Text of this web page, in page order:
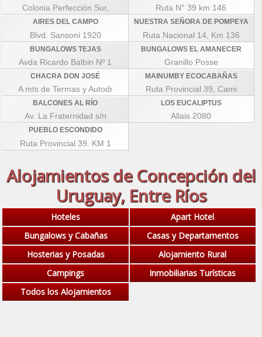
Colonia Perfección Sur, Ruta N° 39 km 146
AIRES DEL CAMPO
Blvd. Sansoni 1920
NUESTRA SEÑORA DE POMPEYA
Ruta Nacional 14, Km 136
BUNGALOWS TEJAS
Avda Ricardo Balbin Nº 1
BUNGALOWS EL AMANECER
Granillo Posse
CHACRA DON JOSÉ
A mts de Termas y Autodr
MAINUMBY ECOCABAÑAS
Ruta Provincial 39, Cami
BALCONES AL RÍO
Av. La Fraternidad s/n
LOS EUCALIPTUS
Allais 2080
PUEBLO ESCONDIDO
Ruta Provincial 39. KM 1
Alojamientos de Concepción del
Uruguay, Entre Ríos
Hoteles
Apart Hotel
Bungalows y Cabañas
Casas y Departamentos
Hosterias y Posadas
Alojamiento Rural
Campings
Inmobiliarias Turísticas
Todos los Alojamientos